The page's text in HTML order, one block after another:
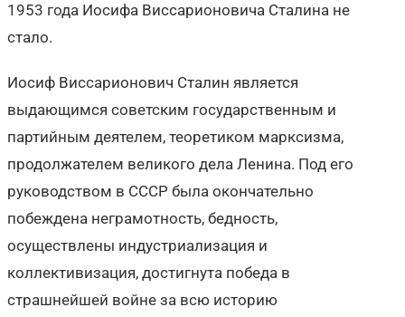
1953 года Иосифа Виссарионовича Сталина не
стало.
Иосиф Виссарионович Сталин является
выдающимся советским государственным и
партийным деятелем, теоретиком марксизма,
продолжателем великого дела Ленина. Под его
руководством в СССР была окончательно
побеждена неграмотность, бедность,
осуществлены индустриализация и
коллективизация, достигнута победа в
страшнейшей войне за всю историю